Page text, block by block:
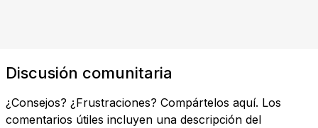
Discusión comunitaria
¿Consejos? ¿Frustraciones? Compártelos aquí. Los
comentarios útiles incluyen una descripción del